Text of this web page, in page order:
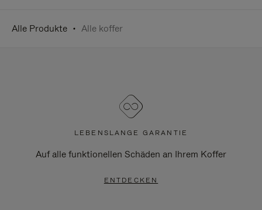
Alle Produkte Alle koffer
LEBENSLANGE GARANTIE
Auf alle funktionellen Schäden an Ihrem Koffer
ENTDECKEN